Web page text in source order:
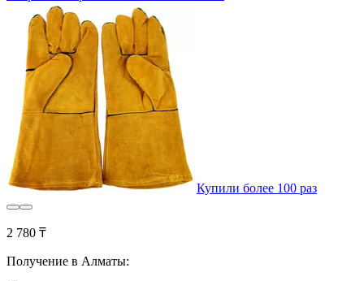
Купили более 100 раз
2 780 ₸
Получение в Алматы: